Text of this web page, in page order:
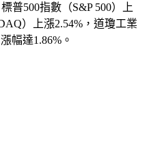
即將上市的樂觀情緒
普500指數（S&P 500）上
）上漲2.54%，道瓊工業